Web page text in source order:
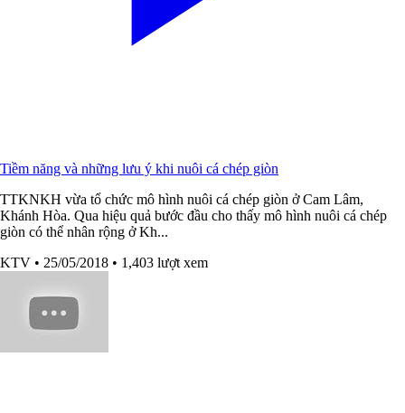
Tiềm năng và những lưu ý khi nuôi cá chép giòn
TTKNKH vừa tổ chức mô hình nuôi cá chép giòn ở Cam Lâm,
Khánh Hòa. Qua hiệu quả bước đầu cho thấy mô hình nuôi cá chép
giòn có thể nhân rộng ở Kh...
KTV • 25/05/2018 • 1,403 lượt xem